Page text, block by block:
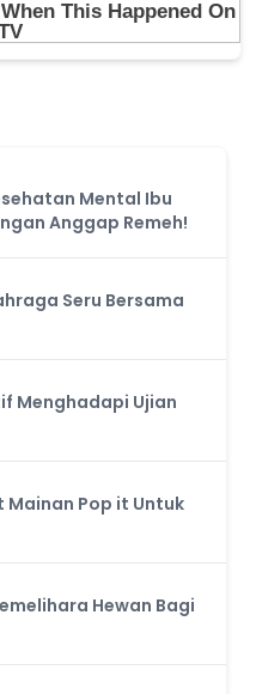
Mental Ibu
Anggap Remeh!
Seru Bersama
Menghadapi Ujian
Pop it Untuk
Hewan Bagi